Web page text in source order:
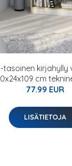
tasoinen kirjahylly
cm
77.99 EUR
LISÄTIETOJA